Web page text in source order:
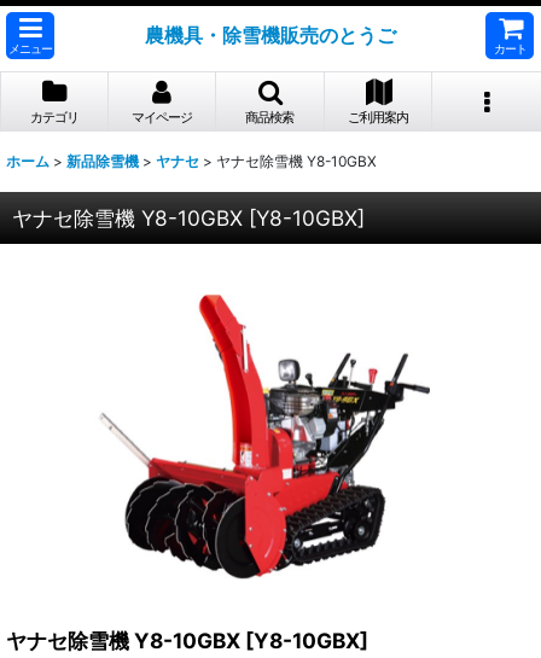
メニュー
農機具・除雪機販売のとうご
カート
カテゴリ マイページ 商品検索 ご利用案内
ホーム > 新品除雪機 > ヤナセ > ヤナセ除雪機 Y8-10GBX
ヤナセ除雪機 Y8-10GBX [Y8-10GBX]
ヤナセ除雪機 Y8-10GBX [Y8-10GBX]